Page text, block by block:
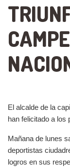
El alcalde de la
han felicitado a los
Mañana de lunes
deportistas
logros en sus